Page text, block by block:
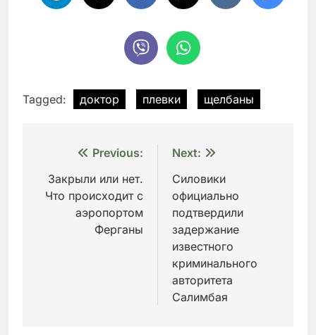
Tagged: доктор плевки щелбаны
Навигация
по
записям
Previous:
Закрыли или нет.
Что происходит с
аэропортом
Ферганы
Next:
Силовики
официально
подтвердили
задержание
известного
криминального
авторитета
Салимбая